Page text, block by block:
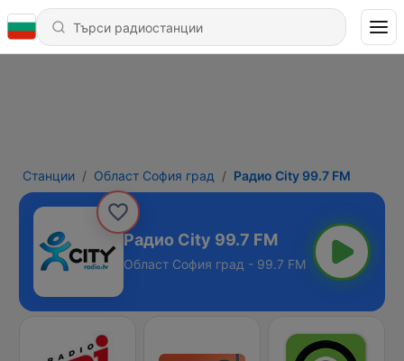
Станции Област София град Радио City 99.7 FM
Радио City 99.7 FM
Област София град - 99.7 FM